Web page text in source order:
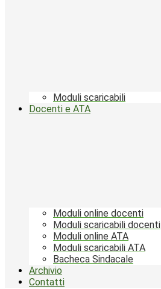
Moduli scaricabili
Docenti e ATA
Moduli online docenti
Moduli scaricabili docenti
Moduli online ATA
Moduli scaricabili ATA
Bacheca Sindacale
Archivio
Contatti